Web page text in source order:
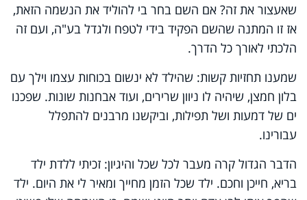
שאעצור את זה? אם השם בחר בי להוליד את הנשמה הזאת,
אז זו המתנה שהשם הפקיד בידי לטפח ולגדל בע"ה, ועם זה
הלכתי לאורך כל הדרך.
שמענו תחזיות קשות: שהילד לא ינשום בכוחות עצמו וילך עם
בלון חמצן, שיהיה לו ניוון שרירים, ועוד אבחנות שונות. שפכנו
ים של דמעות ושל תפילות, וביקשנו מרבנים להתפלל
עבורינו.
הדבר הגדול קרה מעבר לכל שכל והיגיון: זכיתי ללדת ילד
בריא, חייכן וחכם. ילד שכל הזמן מחייך ומאיר לי את היום. ילד